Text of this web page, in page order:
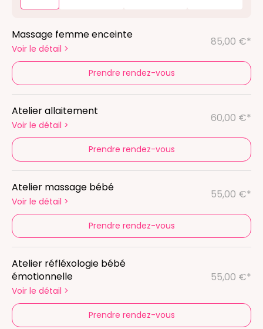
Massage femme enceinte
Voir le détail >
85,00 €*
Prendre rendez-vous
Atelier allaitement
Voir le détail >
60,00 €*
Prendre rendez-vous
Atelier massage bébé
Voir le détail >
55,00 €*
Prendre rendez-vous
Atelier réfléxologie bébé
émotionnelle
Voir le détail >
55,00 €*
Prendre rendez-vous